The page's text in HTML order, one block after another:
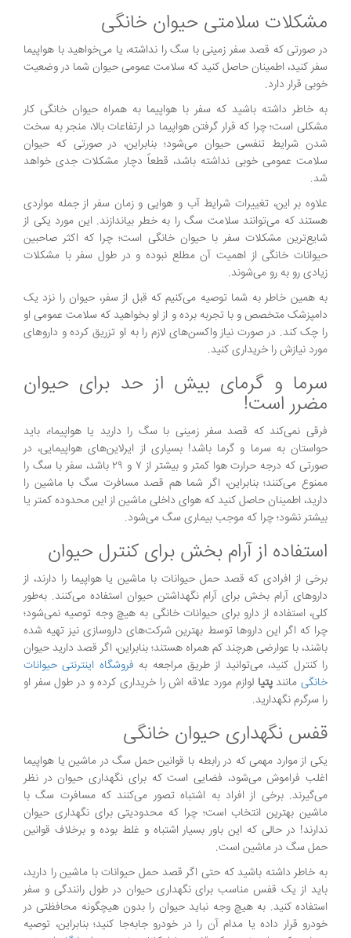
مشکلات سلامتی حیوان خانگی
در صورتی که قصد سفر زمینی با سگ را نداشته، یا می‌خواهید با هواپیما
سفر کنید، اطمینان حاصل کنید که سلامت عمومی حیوان شما در وضعیت
خوبی قرار دارد.
به خاطر داشته باشید که سفر با هواپیما به همراه حیوان خانگی کار
مشکلی است؛ چرا که قرار گرفتن هواپیما در ارتفاعات بالا، منجر به سخت
شدن شرایط تنفسی حیوان می‌شود؛ بنابراین، در صورتی که حیوان
سلامت عمومی خوبی نداشته باشد، قطعاً دچار مشکلات جدی خواهد
شد.
علاوه بر این، تغییرات شرایط آب و هوایی و زمان سفر از جمله مواردی
هستند که می‌توانند سلامت سگ را به خطر بیاندازند. این مورد یکی از
شایع‌ترین مشکلات سفر با حیوان خانگی است؛ چرا که اکثر صاحبین
حیوانات خانگی از اهمیت آن مطلع نبوده و در طول سفر با مشکلات
زیادی رو به رو می‌شوند.
به همین خاطر به شما توصیه می‌کنیم که قبل از سفر، حیوان را نزد یک
دامپزشک متخصص و با تجربه برده و از او بخواهید که سلامت عمومی او
را چک کند. در صورت نیاز واکسن‌های لازم را به او تزریق کرده و داروهای
مورد نیازش را خریداری کنید.
سرما و گرمای بیش از حد برای حیوان
مضرر است!
فرقی نمی‌کند که قصد سفر زمینی با سگ را دارید یا هواپیما؛، باید
حواستان به سرما و گرما باشد! بسیاری از ایرلاین‌های هواپیمایی، در
صورتی که درجه حرارت هوا کمتر و بیشتر از ۷ و ۲۹ باشد، سفر با سگ را
ممنوع می‌کنند؛ بنابراین، اگر شما هم قصد مسافرت سگ با ماشین را
دارید، اطمینان حاصل کنید که هوای داخلی ماشین از این محدوده کمتر یا
بیشتر نشود؛ چرا که موجب بیماری سگ می‌شود.
استفاده از آرام بخش برای کنترل حیوان
برخی از افرادی که قصد حمل حیوانات با ماشین یا هواپیما را دارند، از
داروهای آرام بخش برای آرام نگهداشتن حیوان استفاده می‌کنند. به‌طور
کلی، استفاده از دارو برای حیوانات خانگی به هیچ وجه توصیه نمی‌شود؛
چرا که اگر این داروها توسط بهترین شرکت‌های داروسازی نیز تهیه شده
باشند، با عوارضی هرچند کم همراه هستند؛ بنابراین، اگر قصد دارید حیوان
را کنترل کنید، می‌توانید از طریق مراجعه به فروشگاه اینترنتی حیوانات
خانگیمانندپتیا لوازم مورد علاقه اش را خریداری کرده و در طول سفر او
را سرگرم نگهدارید.
قفس نگهداری حیوان خانگی
یکی از موارد مهمی که در رابطه با قوانین حمل سگ در ماشین یا هواپیما
اغلب فراموش می‌شود، فضایی است که برای نگهداری حیوان در نظر
می‌گیرند. برخی از افراد به اشتباه تصور می‌کنند که مسافرت سگ با
ماشین بهترین انتخاب است؛ چرا که محدودیتی برای نگهداری حیوان
ندارند! در حالی که این باور بسیار اشتباه و غلط بوده و برخلاف قوانین
حمل سگ در ماشین است.
به خاطر داشته باشید که حتی اگر قصد حمل حیوانات با ماشین را دارید،
باید از یک قفس مناسب برای نگهداری حیوان در طول رانندگی و سفر
استفاده کنید. به هیچ وجه نباید حیوان را بدون هیچگونه محافظتی در
خودرو قرار داده یا مدام آن را در خودرو جابه‌جا کنید؛ بنابراین، توصیه